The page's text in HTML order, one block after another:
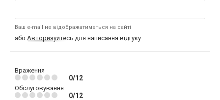
Ваш e-mail не відображатиметься на сайті
або Авторизуйтесь для написання відгуку
Враження
0/12
Обслуговування
0/12